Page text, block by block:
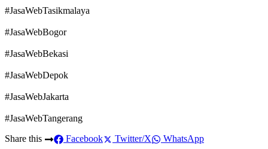
#JasaWebTasikmalaya
#JasaWebBogor
#JasaWebBekasi
#JasaWebDepok
#JasaWebJakarta
#JasaWebTangerang
Share this
Facebook Twitter/X WhatsApp